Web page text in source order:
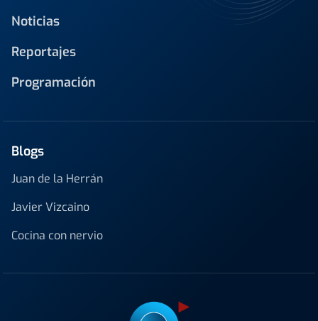
Noticias
Reportajes
Programación
Blogs
Juan de la Herrán
Javier Vizcaino
Cocina con nervio